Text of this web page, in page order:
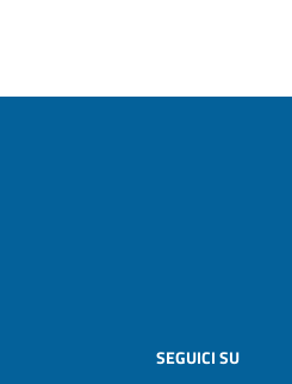
SEGUICI SU